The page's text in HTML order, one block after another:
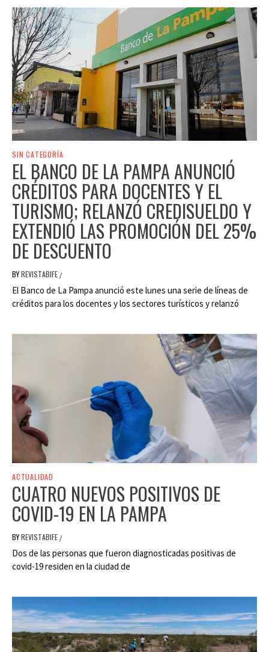
SIN CATEGORÍA
EL BANCO DE LA PAMPA ANUNCIÓ
CRÉDITOS PARA DOCENTES Y EL
TURISMO; RELANZÓ CREDISUELDO Y
EXTENDIÓ LAS PROMOCIÓN DEL 25%
DE DESCUENTO
BYREVISTABIFE /
El Banco de La Pampa anunció este lunes una serie de líneas de
créditos para los docentes y los sectores turísticos y relanzó
ACTUALIDAD
CUATRO NUEVOS POSITIVOS DE
COVID-19 EN LA PAMPA
BYREVISTABIFE /
Dos de las personas que fueron diagnosticadas positivas de
covid-19 residen en la ciudad de